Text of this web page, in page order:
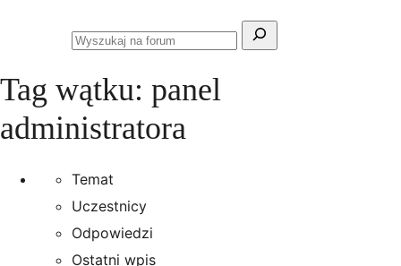
Szukaj:
Przeszukaj
Tag wątku: panel
administratora
Temat
Uczestnicy
Odpowiedzi
Ostatni wpis